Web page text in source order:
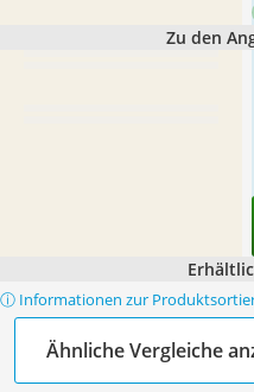
Zu den
ⓘ Informationen zur
Ähnliche Vergleiche